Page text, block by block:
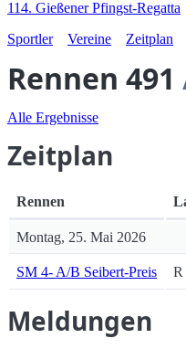
114. Gießener Pfingst-Regatta
Sportler
Vereine Zeitplan
Rennen 491
Alle Ergebnisse
Zeitplan
Rennen
Montag, 25. Mai 2026
SM 4- A/B Seibert-Preis R
Meldungen